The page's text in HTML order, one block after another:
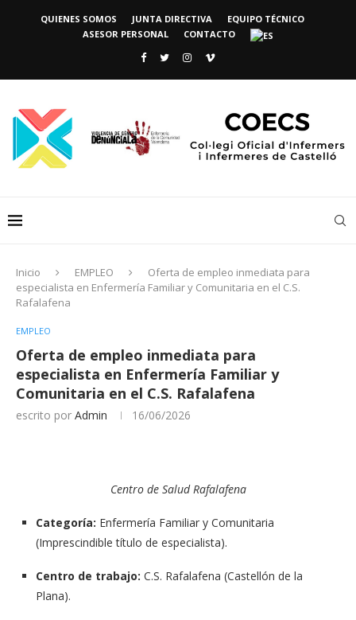
QUIENES SOMOS JUNTA DIRECTIVA
EQUIPO TÉCNICO
ASESOR PERSONAL
CONTACTO
Inicio EMPLEO
Oferta de empleo inmediata para
especialista en Enfermería Familiar y Comunitaria en el C.S.
Rafalafena
EMPLEO
Oferta de empleo inmediata para
especialista en Enfermería Familiar y
Comunitaria en el C.S. Rafalafena
escrito por Admin 16/06/2026
Centro de Salud Rafalafena
Categoría: Enfermería Familiar y Comunitaria
(Imprescindible título de especialista).
Centro de trabajo: C.S. Rafalafena (Castellón de la
Plana).